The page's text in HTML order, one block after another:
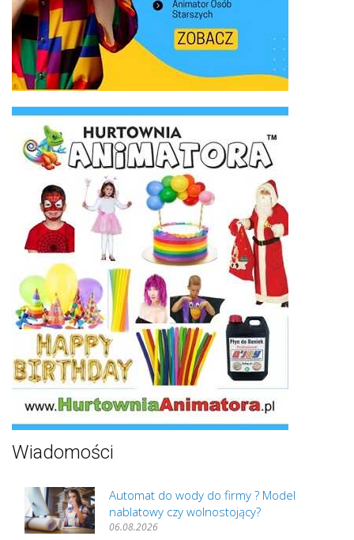
Wiadomości
Automat do wody do firmy ? Model
nablatowy czy wolnostojący?
06.08.2026